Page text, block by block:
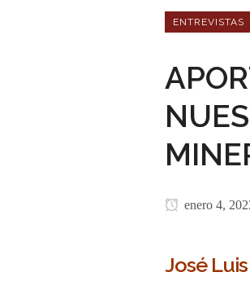
ENTREVISTAS
enero 4,
José